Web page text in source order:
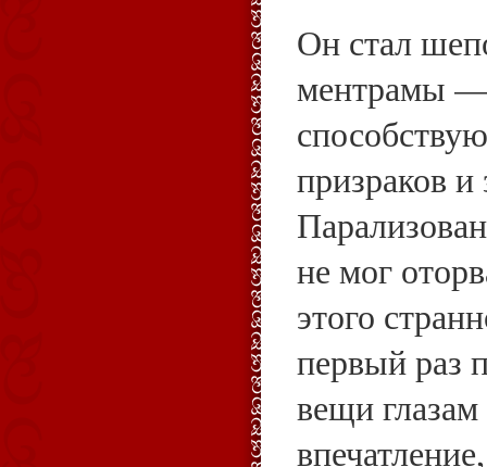
Он стал
ментрамы —
призраков
не мог
этого
первый раз
вещи